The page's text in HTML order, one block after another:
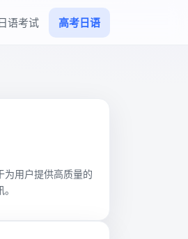
语考试 高考日语
为用户提供高质量的